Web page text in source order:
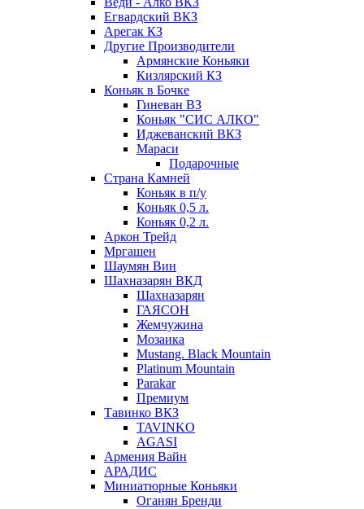
Егвардский ВКЗ
Арегак КЗ
Другие Производители
Армянские Коньяки
Кизлярский КЗ
Коньяк в Бочке
Гиневан ВЗ
Коньяк "СИС АЛКО"
Иджеванский ВКЗ
Мараси
Подарочные
Страна Камней
Коньяк в п/у
Коньяк 0,5 л.
Коньяк 0,2 л.
Аркон Трейд
Мргашен
Шаумян Вин
Шахназарян ВКД
Шахназарян
ГАЯСОН
Жемчужина
Мозаика
Mustang. Black Mountain
Platinum Mountain
Parakar
Премиум
Тавинко ВКЗ
TAVINKO
AGASI
Армения Вайн
АРАДИС
Миниатюрные Коньяки
Оганян Бренди